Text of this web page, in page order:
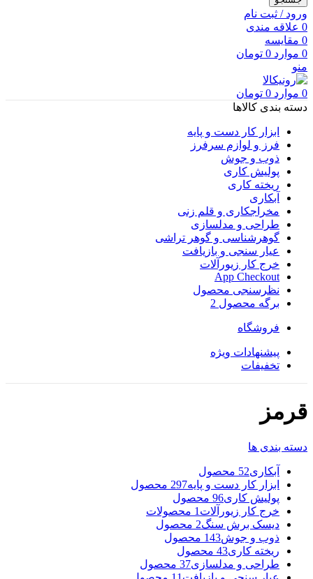
ورود / ثبت نام
0 علاقه مندی
0 مقایسه
0 موارد 0 تومان
منو
0 موارد 0 تومان
دسته بندی کالاها
ابزار کار دست و پایه
فرز و لوازم سرفرز
ذوب و جوش
پولیش کاری
ریخته کاری
آبکاری
مخراجکاری و قلم زنی
طراحی و مدلسازی
گوهرشناسی و گوهر تراشی
عیار سنجی و بازیافت
خرج کار زیورآلات
App Checkout
نظرسنجی محصول
برگه محصول 2
فروشگاه
پیشنهادات ویژه
تخفیفات
قرمز
دسته بندی ها
آبکاری52 محصول
ابزار کار دست و پایه297 محصول
پولیش کاری96 محصول
خرج کار زیورآلات 1 محصولات
دیسک برش سنگ2 محصول
ذوب و جوش143 محصول
ریخته کاری43 محصول
طراحی و مدلسازی37 محصول